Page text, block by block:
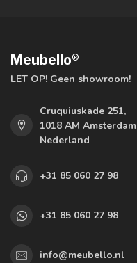
Meubello®
LET OP! Geen showroom!
Cruquiuskade 251,
1018 AM Amsterdam
Nederland
+31 85 060 27 98
+31 85 060 27 98
info@meubello.nl